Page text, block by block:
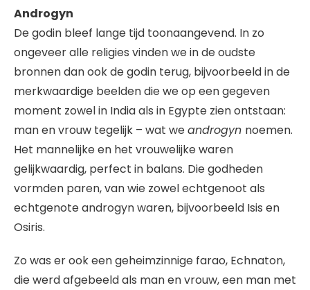
Androgyn
De godin bleef lange tijd toonaangevend. In zo
ongeveer alle religies vinden we in de oudste
bronnen dan ook de godin terug, bijvoorbeeld in de
merkwaardige beelden die we op een gegeven
moment zowel in India als in Egypte zien ontstaan:
man en vrouw tegelijk – wat weandrogyn noemen.
Het mannelijke en het vrouwelijke waren
gelijkwaardig, perfect in balans. Die godheden
vormden paren, van wie zowel echtgenoot als
echtgenote androgyn waren, bijvoorbeeld Isis en
Osiris.
Zo was er ook een geheimzinnige farao, Echnaton,
die werd afgebeeld als man en vrouw, een man met